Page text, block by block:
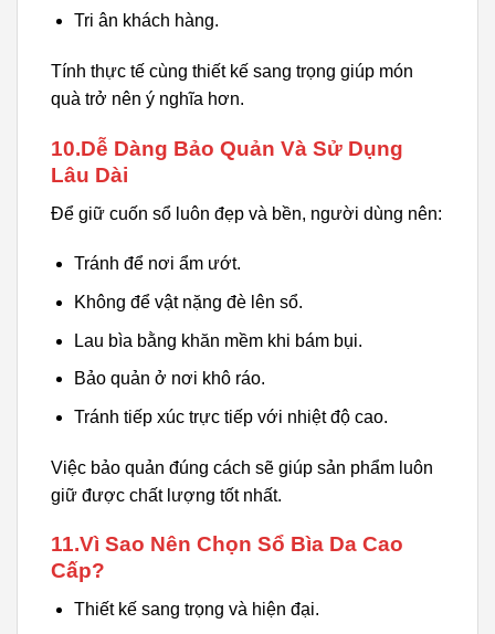
Tri ân khách hàng.
Tính thực tế cùng thiết kế sang trọng giúp món
quà trở nên ý nghĩa hơn.
10.Dễ Dàng Bảo Quản Và Sử Dụng
Lâu Dài
Để giữ cuốn sổ luôn đẹp và bền, người dùng nên:
Tránh để nơi ẩm ướt.
Không để vật nặng đè lên sổ.
Lau bìa bằng khăn mềm khi bám bụi.
Bảo quản ở nơi khô ráo.
Tránh tiếp xúc trực tiếp với nhiệt độ cao.
Việc bảo quản đúng cách sẽ giúp sản phẩm luôn
giữ được chất lượng tốt nhất.
11.Vì Sao Nên Chọn Sổ Bìa Da Cao
Cấp?
Thiết kế sang trọng và hiện đại.